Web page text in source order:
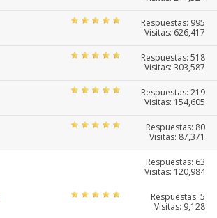
Respuestas: 995
Visitas: 626,417
Respuestas:518
Visitas: 303,587
Respuestas:219
Visitas: 154,605
Respuestas: 80
Visitas: 87,371
Respuestas: 63
Visitas: 120,984
Respuestas:5
Visitas: 9,128